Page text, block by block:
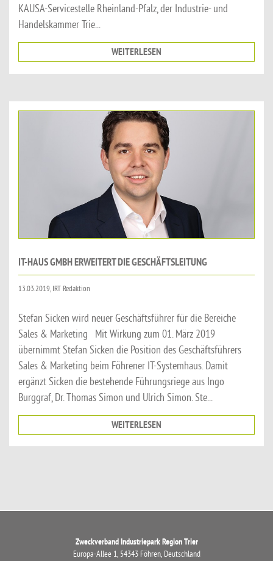
KAUSA-Servicestelle Rheinland-Pfalz, der Industrie- und
Handelskammer Trie...
WEITERLESEN
IT-HAUS GMBH ERWEITERT DIE GESCHÄFTSLEITUNG
13.03.2019, IRT Redaktion
Stefan Sicken wird neuer Geschäftsführer für die Bereiche
Sales & Marketing Mit Wirkung zum 01. März 2019
übernimmt Stefan Sicken die Position des Geschäftsführers
Sales & Marketing beim Föhrener IT-Systemhaus. Damit
ergänzt Sicken die bestehende Führungsriege aus Ingo
Burggraf, Dr. Thomas Simon und Ulrich Simon. Ste...
WEITERLESEN
Zweckverband Industriepark Region Trier
Europa-Allee 1, 54343 Föhren, Deutschland